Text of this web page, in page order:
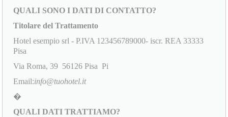
QUALI SONO I DATI DI CONTATTO?
Titolare del Trattamento
Hotel esempio srl - P.IVA 123456789000- iscr. REA 33333
Pisa
Via Roma, 39 56126 Pisa Pi
Email:info@tuohotel.it
�
QUALI DATI TRATTIAMO?